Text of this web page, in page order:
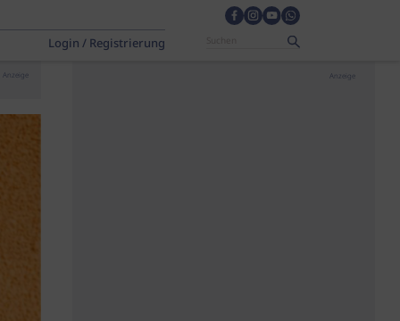
Login / Registrierung
Anzeige Anzeige